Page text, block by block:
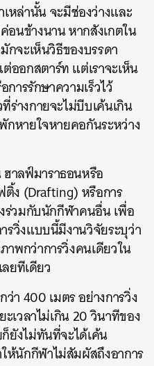
หล่านั้น จะมีช่องว่างและ
อนข้างนาน หากสังเกตใน
กจะเห็นวิธีของบรรดา
ออกสตาร์ท แต่เราจะเห็น
ารรักษาความเร็วไว้
ร่างกายจะไม่บีบเค้นเกิน
กหายใจหายคอกันระหว่าง
ฮาลฟ์มาราธอนหรือ
ติ้ง (Drafting) หรือการ
ร่วมกับนักกีฬาคนอื่น เพื่อ
รวิ่งแบบนี้มีงานวิจัยระบุว่า
พกว่าการวิ่งคนเดียวใน
ยทีเดียว
า 400 เมตร อย่างการวิ่ง
เวลาไม่เกิน 20 วินาทีของ
ยังไม่ทันที่จะได้เค้น
ห้นักกีฬาไม่สัมผัสถึงอาการ